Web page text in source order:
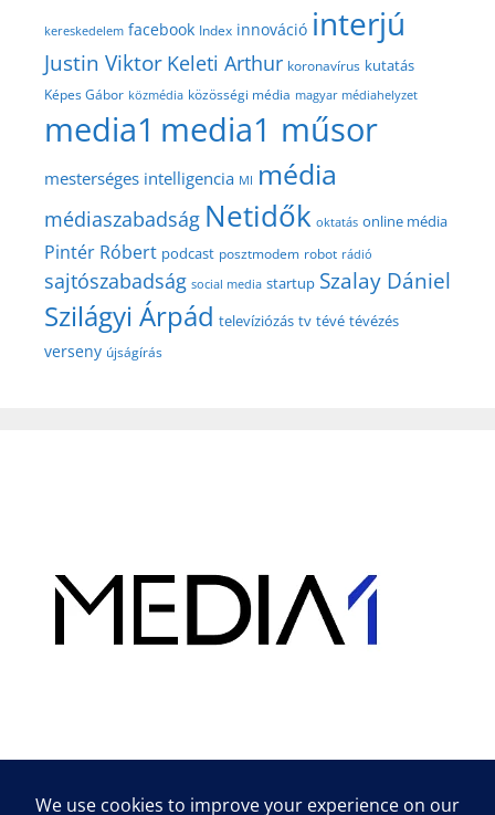
kereskedelem facebook Index innováció interjú
Justin Viktor Keleti Arthur koronavírus kutatás
Képes Gábor közmédia közösségi média magyar médiahelyzet
media1 media1 műsor
mesterséges intelligencia MI média
médiaszabadság Netidők oktatás online média
Pintér Róbert podcast posztmodem robot rádió
sajtószabadság social media startup Szalay Dániel
Szilágyi Árpád televíziózás tv tévé tévézés
verseny újságírás